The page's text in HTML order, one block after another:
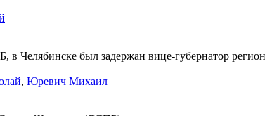
Челябинске был задержан вице-губернатор
, Юревич Михаил